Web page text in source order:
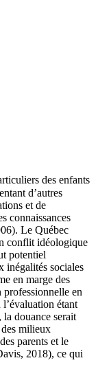
des enfants
d’autres
et de
connaissances
Le Québec
conflit idéologique
potentiel
inégalités sociales
en marge des
professionnelle en
l’évaluation étant
la douance serait
des milieux
parents et le
2018), ce qui